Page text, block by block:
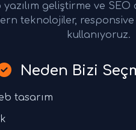
geliştirme ve
teknolojiler,
kullanıyoruz.
Neden Bizi
tasarım